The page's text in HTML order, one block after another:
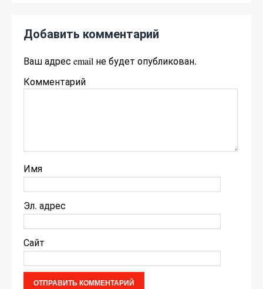
Добавить комментарий
Ваш адрес email не будет опубликован.
Комментарий
Имя
Эл. адрес
Сайт